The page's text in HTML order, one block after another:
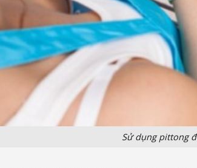
Sử dụng pittong